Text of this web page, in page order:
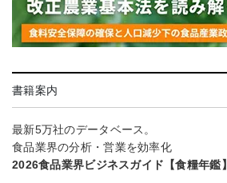
書籍案内
最新5万社のデータベース。
食品業界の分析・営業を効率化
2026食品業界ビジネスガイド【食糧年鑑】